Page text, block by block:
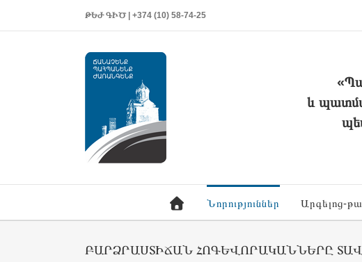
ԹԵԺ ԳԻԾ | +374 (10) 58-74-25
և
Նորություններ Արգելոց-
ԲԱՐՁՐԱՍՏԻՃԱՆ ՀՈԳԵՎՈՐԱԿԱՆՆԵՐԸ